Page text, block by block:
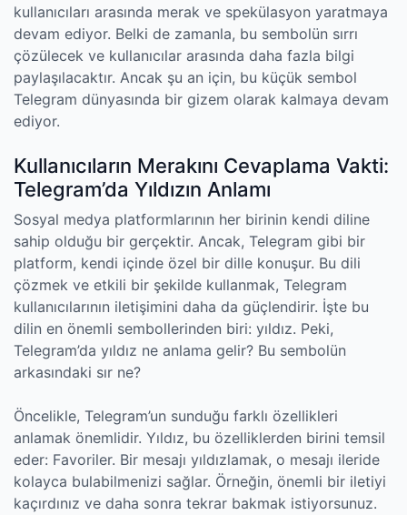
kullanıcıları arasında merak ve spekülasyon yaratmaya
devam ediyor. Belki de zamanla, bu sembolün sırrı
çözülecek ve kullanıcılar arasında daha fazla bilgi
paylaşılacaktır. Ancak şu an için, bu küçük sembol
Telegram dünyasında bir gizem olarak kalmaya devam
ediyor.
Kullanıcıların Merakını Cevaplama Vakti:
Telegram’da Yıldızın Anlamı
Sosyal medya platformlarının her birinin kendi diline
sahip olduğu bir gerçektir. Ancak, Telegram gibi bir
platform, kendi içinde özel bir dille konuşur. Bu dili
çözmek ve etkili bir şekilde kullanmak, Telegram
kullanıcılarının iletişimini daha da güçlendirir. İşte bu
dilin en önemli sembollerinden biri: yıldız. Peki,
Telegram’da yıldız ne anlama gelir? Bu sembolün
arkasındaki sır ne?
Öncelikle, Telegram’un sunduğu farklı özellikleri
anlamak önemlidir. Yıldız, bu özelliklerden birini temsil
eder: Favoriler. Bir mesajı yıldızlamak, o mesajı ileride
kolayca bulabilmenizi sağlar. Örneğin, önemli bir iletiyi
kaçırdınız ve daha sonra tekrar bakmak istiyorsunuz.